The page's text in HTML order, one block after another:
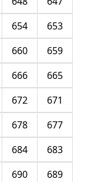
653
654
659
660
665
666
671
672
677
678
683
684
689
690